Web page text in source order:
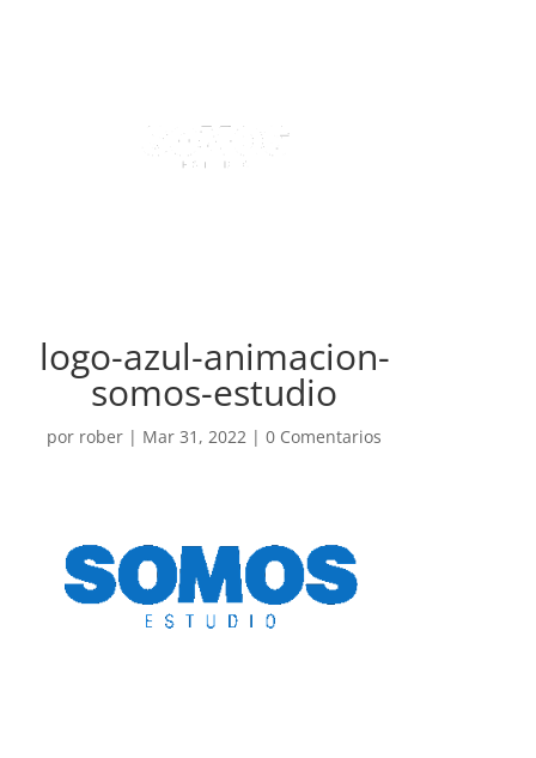
logo-azul-animacion-
somos-estudio
por rober | Mar 31, 2022 |0 Comentarios